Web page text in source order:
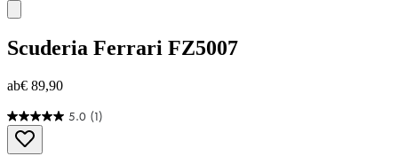
Scuderia Ferrari FZ5007
ab€ 89,90
5.0 (1)
5.0
von
5